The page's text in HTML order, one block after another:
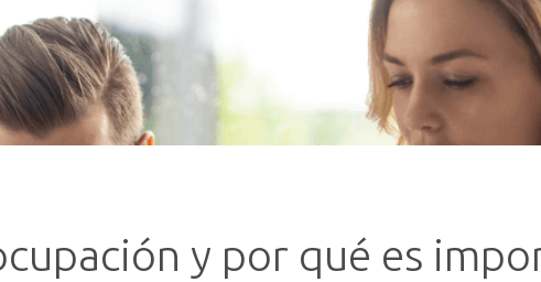
y por qué es